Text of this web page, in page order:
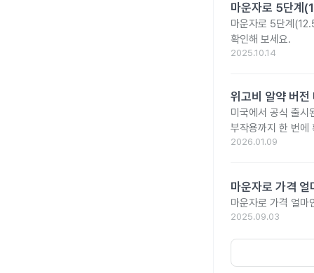
마운자로 5단계
마운자로 5단계
확인해 보세요.
2025.10.14
위고비 알약 버전
미국에서 공식 출
부작용까지 한 번에
2026.01.09
마운자로 가격
마운자로 가격 얼마
2025.09.03